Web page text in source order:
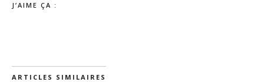
J’AIME ÇA :
ARTICLES SIMILAIRES